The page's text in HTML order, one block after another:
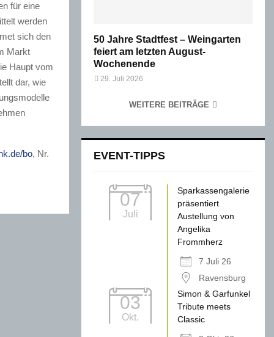
für eine
werden
sich den
Markt
Haupt vom
dar, wie
bo, Nr.
50 Jahre Stadtfest – Weingarten
feiert am letzten August-
Wochenende
29. Juli 2026
WEITERE BEITRÄGE
EVENT-TIPPS
07
Juli
Sparkassengalerie
präsentiert
Austellung von
Angelika
Frommherz
7 Juli 26
Ravensburg
03
Okt.
Simon & Garfunkel
Tribute meets
Classic